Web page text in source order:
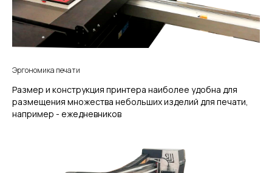
Эргономика печати
Размер и конструкция принтера наиболее удобна для
размещения множества небольших изделий для печати,
например - ежедневников